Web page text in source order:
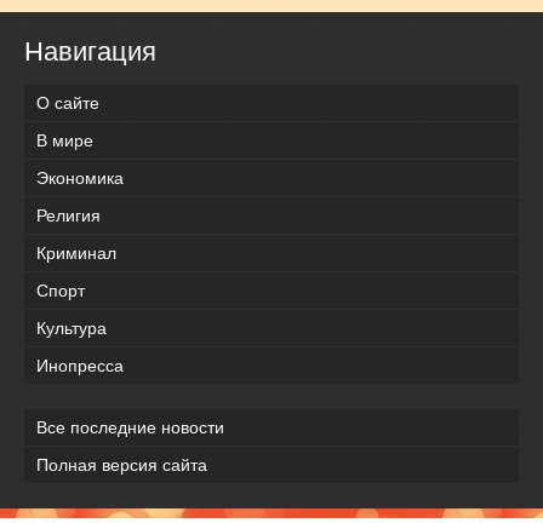
Навигация
О сайте
В мире
Экономика
Религия
Криминал
Спорт
Культура
Инопресса
Все последние новости
Полная версия сайта